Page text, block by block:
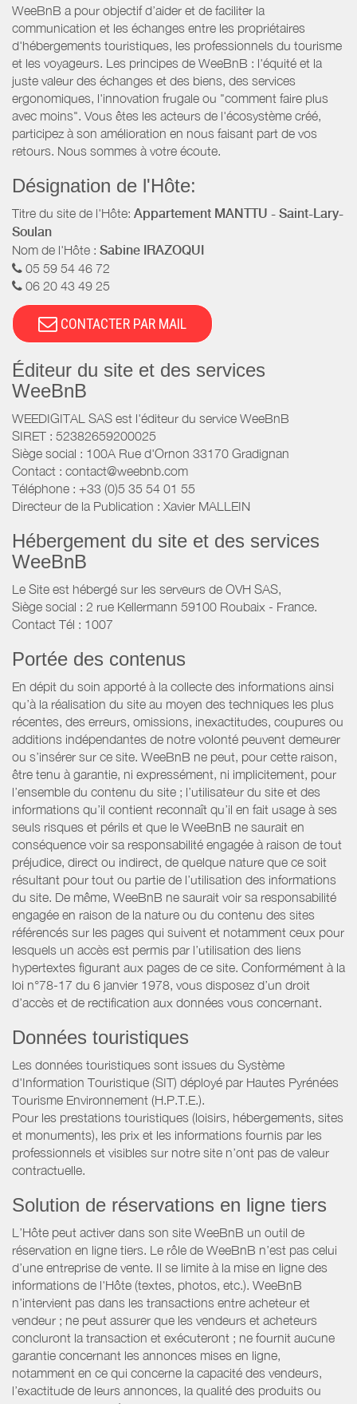
WeeBnB a pour objectif d’aider et de faciliter la
communication et les échanges entre les propriétaires
d'hébergements touristiques, les professionnels du tourisme
et les voyageurs. Les principes de WeeBnB : l'équité et la
juste valeur des échanges et des biens, des services
ergonomiques, l'innovation frugale ou "comment faire plus
avec moins". Vous êtes les acteurs de l'écosystème créé,
participez à son amélioration en nous faisant part de vos
retours. Nous sommes à votre écoute.
Désignation de l'Hôte:
Titre du site de l'Hôte: Appartement MANTTU - Saint-Lary-
Soulan
Nom de l'Hôte : Sabine IRAZOQUI
05 59 54 46 72
06 20 43 49 25
CONTACTER PAR MAIL
Éditeur du site et des services
WeeBnB
WEEDIGITAL SAS est l'éditeur du service WeeBnB
SIRET : 52382659200025
Siège social : 100A Rue d'Ornon 33170 Gradignan
Contact : contact@weebnb.com
Téléphone : +33 (0)5 35 54 01 55
Directeur de la Publication : Xavier MALLEIN
Hébergement du site et des services
WeeBnB
Le Site est hébergé sur les serveurs de OVH SAS,
Siège social : 2 rue Kellermann 59100 Roubaix - France.
Contact Tél : 1007
Portée des contenus
En dépit du soin apporté à la collecte des informations ainsi
qu’à la réalisation du site au moyen des techniques les plus
récentes, des erreurs, omissions, inexactitudes, coupures ou
additions indépendantes de notre volonté peuvent demeurer
ou s’insérer sur ce site. WeeBnB ne peut, pour cette raison,
être tenu à garantie, ni expressément, ni implicitement, pour
l’ensemble du contenu du site ; l’utilisateur du site et des
informations qu’il contient reconnaît qu’il en fait usage à ses
seuls risques et périls et que le WeeBnB ne saurait en
conséquence voir sa responsabilité engagée à raison de tout
préjudice, direct ou indirect, de quelque nature que ce soit
résultant pour tout ou partie de l’utilisation des informations
du site. De même, WeeBnB ne saurait voir sa responsabilité
engagée en raison de la nature ou du contenu des sites
référencés sur les pages qui suivent et notamment ceux pour
lesquels un accès est permis par l’utilisation des liens
hypertextes figurant aux pages de ce site. Conformément à la
loi n°78-17 du 6 janvier 1978, vous disposez d’un droit
d’accès et de rectification aux données vous concernant.
Données touristiques
Les données touristiques sont issues du Système
d'Information Touristique (SIT) déployé par Hautes Pyrénées
Tourisme Environnement (H.P.T.E.).
Pour les prestations touristiques (loisirs, hébergements, sites
et monuments), les prix et les informations fournis par les
professionnels et visibles sur notre site n’ont pas de valeur
contractuelle.
Solution de réservations en ligne tiers
L’Hôte peut activer dans son site WeeBnB un outil de
réservation en ligne tiers. Le rôle de WeeBnB n’est pas celui
d’une entreprise de vente. Il se limite à la mise en ligne des
informations de l'Hôte (textes, photos, etc.). WeeBnB
n’intervient pas dans les transactions entre acheteur et
vendeur ; ne peut assurer que les vendeurs et acheteurs
concluront la transaction et exécuteront ; ne fournit aucune
garantie concernant les annonces mises en ligne,
notamment en ce qui concerne la capacité des vendeurs,
l’exactitude de leurs annonces, la qualité des produits ou